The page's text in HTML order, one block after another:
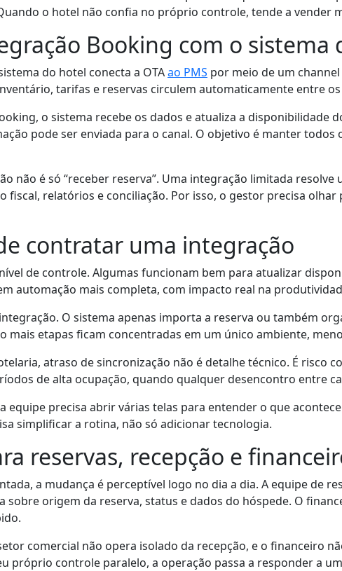
o hotel não confia no próprio controle, tende a vender
Booking com o sistema
do hotel conecta a OTAao PMS por meio de um
tarifas e reservas circulem automaticamente entre
o sistema recebe os dados e atualiza a disponibilidade
pode ser enviada para o canal. O objetivo é manter
não é só “receber reserva”. Uma integração limitada
fiscal, relatórios e conciliação. Por isso, o gestor precisa
contratar uma integração
de controle. Algumas funcionam bem para atualizar
automação mais completa, com impacto real na
O sistema apenas importa a reserva ou também
mais etapas ficam concentradas em um único ambiente,
atraso de sincronização não é detalhe técnico. É risco
de alta ocupação, quando qualquer desencontro entre
equipe precisa abrir várias telas para entender o que
simplificar a rotina, não só adicionar tecnologia.
reservas, recepção e
a mudança é perceptível logo no dia a dia. A equipe de
sobre origem da reserva, status e dados do hóspede. O
comercial não opera isolado da recepção, e o financeiro
próprio controle paralelo, a operação passa a responder a